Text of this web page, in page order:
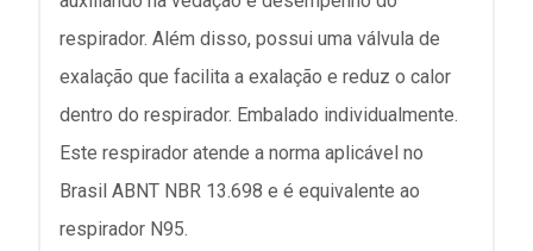
respirador. Além disso, possui uma válvula de
exalação que facilita a exalação e reduz o calor
dentro do respirador. Embalado individualmente.
Este respirador atende a norma aplicável no
Brasil ABNT NBR 13.698 e é equivalente ao
respirador N95.